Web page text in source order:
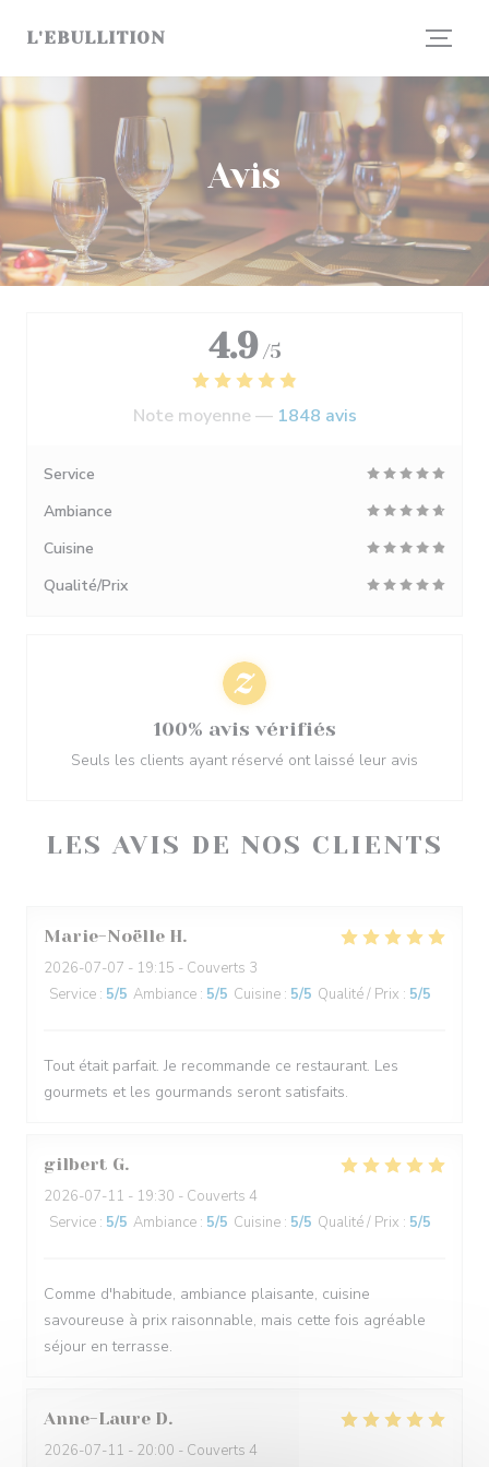
L'EBULLITION
Avis
LES AVIS DE NOS CLIENTS
Marie-Noëlle H
2026-07-07 - 19:15 - Couverts 3
Service : 5/5 Ambiance : 5/5 Cuisine : 5/5 Qualité / Prix : 5/5
Tout était parfait. Je recommande ce restaurant. Les
gourmets et les gourmands seront satisfaits.
gilbert G
2026-07-11 - 19:30 - Couverts 4
Service : 5/5 Ambiance : 5/5 Cuisine : 5/5 Qualité / Prix : 5/5
Comme d'habitude, ambiance plaisante, cuisine
savoureuse à prix raisonnable, mais cette fois agréable
séjour en terrasse.
Anne-Laure D
2026-07-11 - 20:00 - Couverts 4
4.9 /5
Note moyenne — 1848 avis
Service
Ambiance
Cuisine
Qualité/Prix
100% avis vérifiés
Seuls les clients ayant réservé ont laissé leur avis